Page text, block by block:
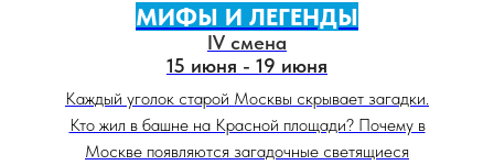
МИФЫ И ЛЕГЕНДЫ
IV смена
15 июня - 19 июня
Каждый уголок старой Москвы скрывает загадки.
Кто жил в башне на Красной площади? Почему в
Москве появляются загадочные светящиеся